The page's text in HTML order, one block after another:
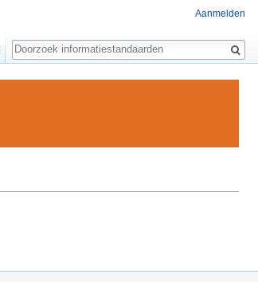
Aanmelden
Zoeken